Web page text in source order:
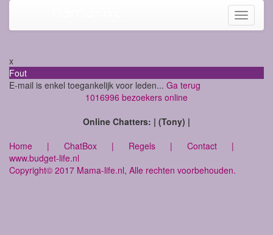
Toggle
x
Fout
E-mail is enkel toegankelijk voor leden... Ga terug
1016996 bezoekers online
Online Chatters: | (Tony) |
Home | ChatBox | Regels | Contact |
www.budget-life.nl
Copyright© 2017 Mama-life.nl, Alle rechten voorbehouden.